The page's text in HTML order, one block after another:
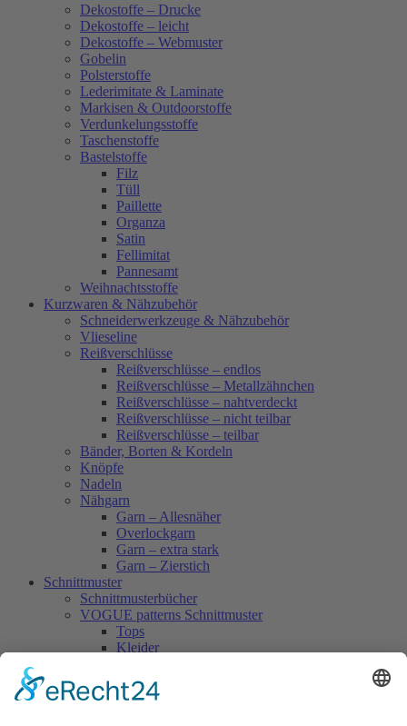
Dekostoffe – Drucke
Dekostoffe – leicht
Dekostoffe – Webmuster
Gobelin
Polsterstoffe
Lederimitate & Laminate
Markisen & Outdoorstoffe
Verdunkelungsstoffe
Taschenstoffe
Bastelstoffe
Filz
Tüll
Paillette
Organza
Satin
Fellimitat
Pannesamt
Weihnachtsstoffe
Kurzwaren & Nähzubehör
Schneiderwerkzeuge & Nähzubehör
Vlieseline
Reißverschlüsse
Reißverschlüsse – endlos
Reißverschlüsse – Metallzähnchen
Reißverschlüsse – nahtverdeckt
Reißverschlüsse – nicht teilbar
Reißverschlüsse – teilbar
Bänder, Borten & Kordeln
Knöpfe
Nadeln
Nähgarn
Garn – Allesnäher
Overlockgarn
Garn – extra stark
Garn – Zierstich
Schnittmuster
Schnittmusterbücher
VOGUE patterns Schnittmuster
Tops
Kleider
Homewear
Jacken & Mäntel